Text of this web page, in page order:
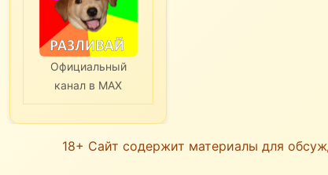
Официальный
канал в MAX
18+ Сайт содержит материалы для